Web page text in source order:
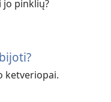
jo pinklių?
ketveriopai.